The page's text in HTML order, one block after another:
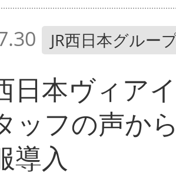
JR西日本グルー
日本ヴィア
ッフの声か
導入